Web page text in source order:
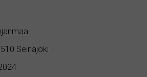
Seinäjoki